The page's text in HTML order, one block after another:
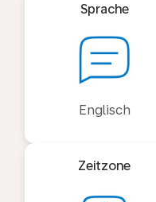
Sprache
Englisch
Zeitzone